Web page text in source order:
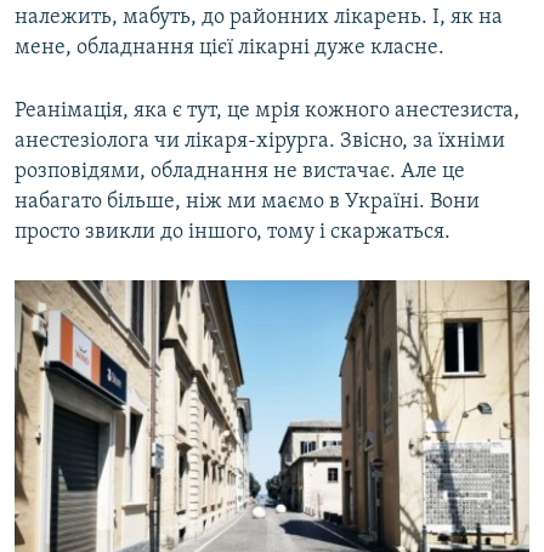
належить, мабуть, до районних лікарень. І, як на
мене, обладнання цієї лікарні дуже класне.
Реанімація, яка є тут, це мрія кожного анестезиста,
анестезіолога чи лікаря-хірурга. Звісно, за їхніми
розповідями, обладнання не вистачає. Але це
набагато більше, ніж ми маємо в Україні. Вони
просто звикли до іншого, тому і скаржаться.